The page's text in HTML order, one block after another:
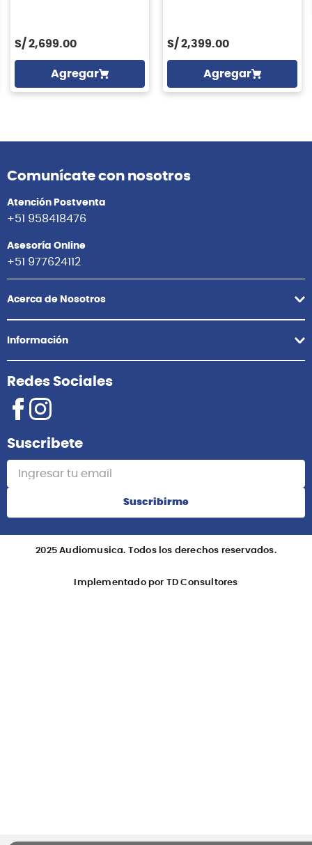
S/ 2,699.00
Agregar
S/ 2,399.00
Agregar
Comunícate con nosotros
Atención Postventa
+51 958418476
Asesoría Online
+51 977624112
Acerca de Nosotros
Información
Redes Sociales
Suscribete
Suscribirme
2025 Audiomusica. Todos los derechos reservados.
Implementado por TD Consultores